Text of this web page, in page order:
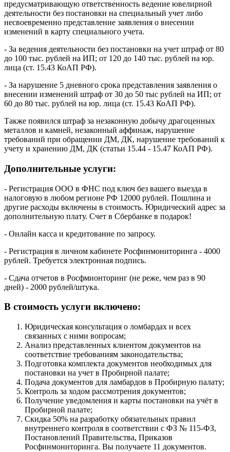
предусматривающую ответственность ведение ювелирной
деятельности без постановки на специальный учет либо
несвоевременно представление заявления о внесении
изменений в карту специального учета.
- За ведения деятельности без постановки на учет штраф от 80
до 100 тыс. рублей на ИП; от 120 до 140 тыс. рублей на юр.
лица (ст. 15.43 КоАП РФ).
- За нарушение 5 дневного срока представления заявления о
внесении изменений штраф от 30 до 50 тыс рублей на ИП; от
60 до 80 тыс. рублей на юр. лица (ст. 15.43 КоАП РФ).
Также появился штраф за незаконную добычу драгоценных
металлов и камней, незаконный аффинаж, нарушение
требований при обращении ДМ, ДК, нарушение требований к
учету и хранению ДМ, ДК (статьи 15.44 - 15.47 КоАП РФ).
Дополнительные услуги:
- Регистрация ООО в ФНС под ключ без вашего выезда в
налоговую в любом регионе РФ 12000 рублей. Пошлина и
другие расходы включены в стоимость. Юридический адрес за
дополнительную плату. Счет в Сбербанке в подарок!
- Онлайн касса и кредитование по запросу.
- Регистрация в личном кабинете Росфинмониторинга - 4000
рублей. Требуется электронная подпись.
- Сдача отчетов в Росфмионторинг (не реже, чем раз в 90
дней) - 2000 рублей/штука.
В стоимость услуги включено:
Юридическая консультация о ломбардах и всех
связанных с ними вопросам;
Анализ представленных клиентом документов на
соответствие требованиям законодательства;
Подготовка комплекта документов необходимых для
постановки на учет в Пробирной палате;
Подача документов для ламбардов в Пробирную палату;
Контроль за ходом рассмотрения документов;
Получение уведомления и карты постановки на учёт в
Пробирной палате;
Скидка 50% на разработку обязательных правил
внутреннего контроля в соответствии с ФЗ № 115-ФЗ,
Постановлений Правительства, Приказов
Росфинмониторинга. Вы получаете 11 документов.